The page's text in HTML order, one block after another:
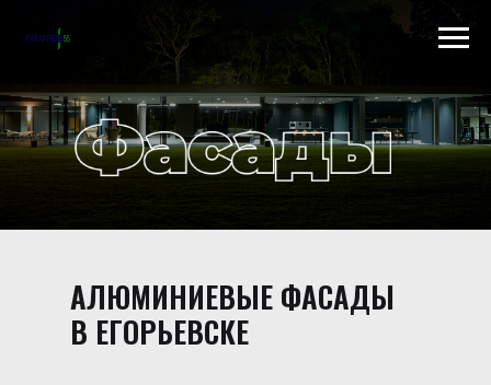
Scroll to top →
АЛЮМИНИЕВЫЕ ФАСАДЫ
В ЕГОРЬЕВСКЕ